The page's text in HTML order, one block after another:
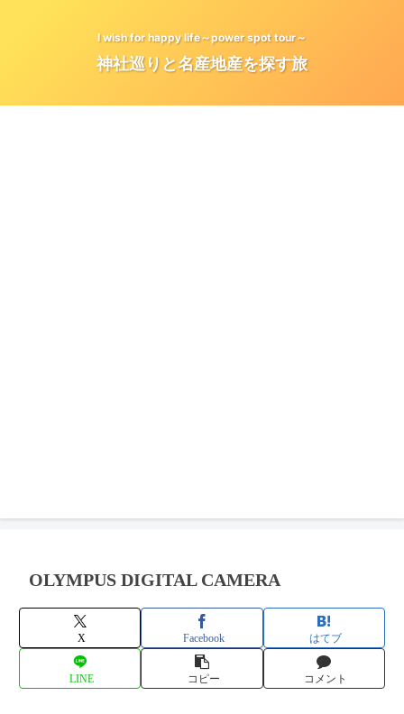
I wish for happy life～power spot tour～
神社巡りと名産地産を探す旅
OLYMPUS DIGITAL CAMERA
X Facebook はてブ
LINE コピー コメント